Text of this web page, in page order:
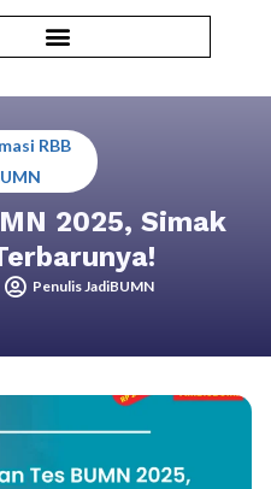
RBB
2025, Simak
Penulis JadiBUMN